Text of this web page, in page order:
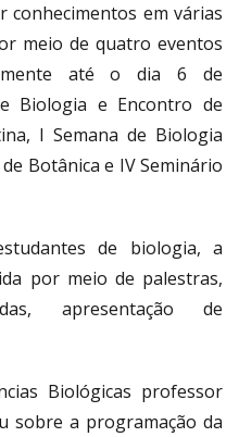
em várias
meio de quatro eventos
até o dia 6 de
Biologia e Encontro de
I Semana de Biologia
Botânica e IV Seminário
de biologia, a
por meio de palestras,
apresentação de
Biológicas professor
sobre a programação da